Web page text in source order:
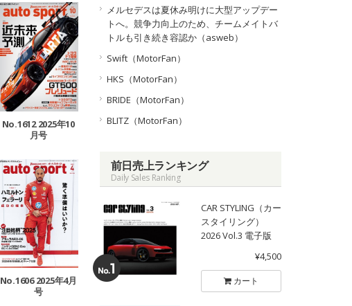
No.1612 2025年10
月号
No.1606 2025年4月
号
メルセデスは夏休み明けに大型アップデー
トへ。競争力向上のため、チームメイトバ
トルも引き続き容認か（asweb）
Swift（MotorFan）
HKS（MotorFan）
BRIDE（MotorFan）
BLITZ（MotorFan）
前日売上ランキング
Daily Sales Ranking
CAR STYLING（カー
スタイリング）
2026 Vol.3 電子版
¥4,500
カート